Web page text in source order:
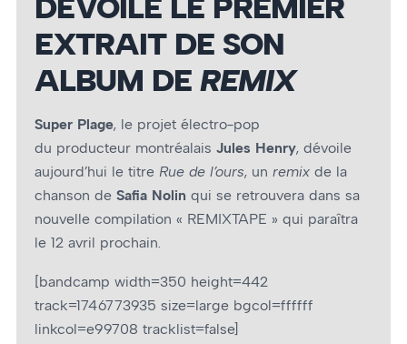
DÉVOILE LE PREMIER
EXTRAIT DE SON
ALBUM DE REMIX
Super Plage, le projet électro-pop
du producteur montréalais Jules Henry, dévoile
aujourd’hui le titre Rue de l’ours, un remix de la
chanson de Safia Nolin qui se retrouvera dans sa
nouvelle compilation « REMIXTAPE » qui paraîtra
le 12 avril prochain.
[bandcamp width=350 height=442
track=1746773935 size=large bgcol=ffffff
linkcol=e99708 tracklist=false]